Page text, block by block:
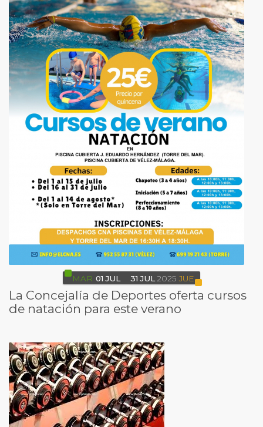
MAR 01 JUL 31 JUL2025 JUE
La Concejalía de Deportes oferta cursos
de natación para este verano